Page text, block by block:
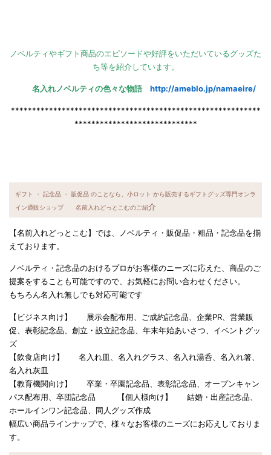
ノベルティやギフト商品のエピソードや好評をいただいているグッズた
ち等を紹介しています。
名入れノベルティの色々な物語 http://ameblo.jp/namaeire/
***********************************************************
*****************************
ギフト ・ 記念品 ・ 販促品 のことなら、小ロット から販売するギフトグッズ専門オンラ
イン通販ショップ 名前入れどっとこむのご紹介
【名前入れどっとこむ】では、ノベルティ・販促品・粗品・記念品を揃
えております。
ノベルティ・記念品のおけるプロがお客様のニーズに応えた、商品のご
提案をすることも可能ですので、お気軽にお問い合わせください。
もちろん名入れ無しでも対応可能です
【ビジネス向け】 展示会配布用、ご成約記念品、企業PR、営業販
促、表彰記念品、創立・設立記念品、年末年始あいさつ、イベントグッ
ズ
【飲食店向け】 名入れ皿、名入れグラス、名入れ湯呑、名入れ箸、
名入れ灰皿
【教育機関向け】 卒業・卒園記念品、表彰記念品、オープンキャン
パス配布用、卒団記念品 【個人様向け】 結婚・出産記念品、
ホールインワン記念品、同人グッズ作成
幅広い商品ラインナップで、様々なお客様のニーズにお応えしておりま
す。